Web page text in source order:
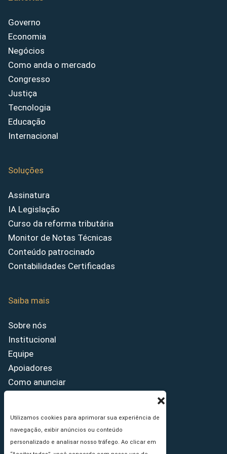
Utilizamos cookies para aprimorar sua experiência de
navegação, exibir anúncios ou conteúdo
personalizado e analisar nosso tráfego. Ao clicar em
Governo
Economia
Negócios
Como anda o mercado
Congresso
Justiça
Tecnologia
Educação
Internacional
Soluções
Assinatura
IA Legislação
Curso da reforma tributária
Monitor de Notas Técnicas
Conteúdo patrocinado
Contabilidades Certificadas
Saiba mais
Sobre nós
Institucional
Equipe
Apoiadores
Como anunciar
Princípios Editoriais